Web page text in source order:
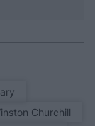
Winston Churchill